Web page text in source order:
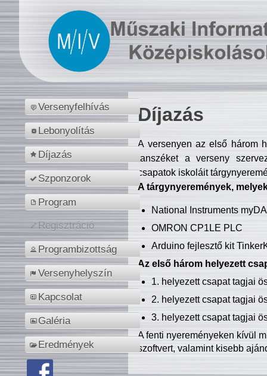
Versenyfelhívás
Lebonyolítás
Díjazás
Szponzorok
Program
Regisztráció
Programbizottság
Versenyhelyszín
Kapcsolat
Galéria
Eredmények
Díjazás
A versenyen az első három
tanszéket a verseny
csapatok iskoláit
A tárgynyeremények,
National Instruments
OMRON CP1LE PLC
Arduino fejlesztő kit
Az első három helyezett
1. helyezett csapat tagjai
2. helyezett csapat tagjai
3. helyezett csapat tagjai
A fenti nyereményeken kívül
szoftvert, valamint kisebb